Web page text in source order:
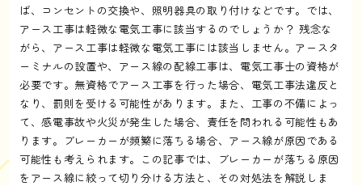
ば、コンセントの交換や、照明器具の取り付けなどです。では、
アース工事は軽微な電気工事に該当するのでしょうか？ 残念な
がら、アース工事は軽微な電気工事には該当しません。アースタ
ーミナルの設置や、アース線の配線工事は、電気工事士の資格が
必要です。無資格でアース工事を行った場合、電気工事法違反と
なり、罰則を受ける可能性があります。また、工事の不備によっ
て、感電事故や火災が発生した場合、責任を問われる可能性もあ
ります。ブレーカーが頻繁に落ちる場合、アース線が原因である
可能性も考えられます。この記事では、ブレーカーが落ちる原因
をアース線に絞って切り分ける方法と、その対処法を解説しま